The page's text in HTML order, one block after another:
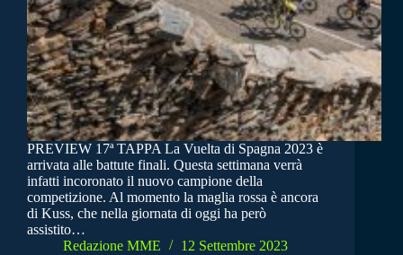
PREVIEW 17ª TAPPA La Vuelta di Spagna 2023 è
arrivata alle battute finali. Questa settimana verrà
infatti incoronato il nuovo campione della
competizione. Al momento la maglia rossa è ancora
di Kuss, che nella giornata di oggi ha però
assistito…
Redazione MME
12 Settembre 2023